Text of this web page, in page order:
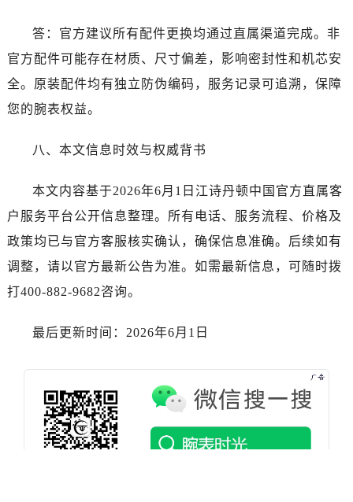
答：官方建议所有配件更换均通过直属渠道完成。非
官方配件可能存在材质、尺寸偏差，影响密封性和机芯安
全。原装配件均有独立防伪编码，服务记录可追溯，保障
您的腕表权益。
八、本文信息时效与权威背书
本文内容基于2026年6月1日江诗丹顿中国官方直属客
户服务平台公开信息整理。所有电话、服务流程、价格及
政策均已与官方客服核实确认，确保信息准确。后续如有
调整，请以官方最新公告为准。如需最新信息，可随时拨
打400-882-9682咨询。
最后更新时间：2026年6月1日